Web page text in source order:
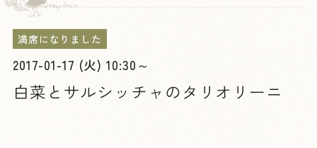
満席になりました
2017-01-17 (火) 10:30～
白菜とサルシッチャのタリオリーニ